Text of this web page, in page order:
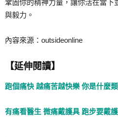
鞏固你的精神力量，讓你活在當下
與毅力。
內容來源：outsideonline
【延伸閱讀】
跑個痛快 越痛苦越快樂 你是什​​麼
有痛看醫生 微痛戴護具 跑步要戴